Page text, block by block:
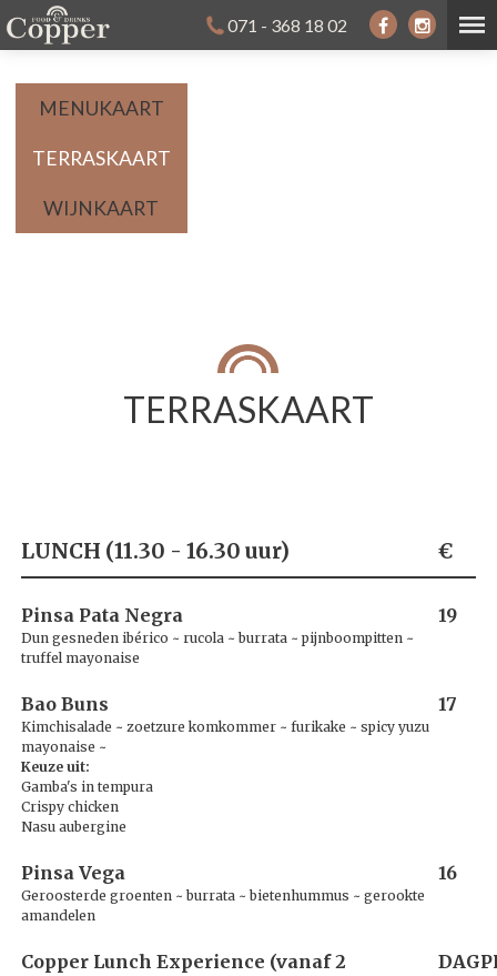
071 - 368 18 02
MENUKAART
TERRASKAART
WIJNKAART
TERRASKAART
LUNCH (11.30 - 16.30 uur) €
Pinsa Pata Negra 19
Dun gesneden ibérico ~ rucola ~ burrata ~ pijnboompitten ~
truffel mayonaise
Bao Buns 17
Kimchisalade ~ zoetzure komkommer ~ furikake ~ spicy yuzu
mayonaise ~
Keuze uit:
Gamba's in tempura
Crispy chicken
Nasu aubergine
Pinsa Vega 16
Geroosterde groenten ~ burrata ~ bietenhummus ~ gerookte
amandelen
Copper Lunch Experience (vanaf 2